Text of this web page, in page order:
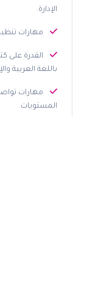
الإدارة.
مهارات
القدرة على
باللغة العربية
مهارات
المستويات.